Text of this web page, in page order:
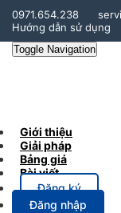
0971.654.238
Hướng dẫn sử dụng
Toggle Navigation
Giới thiệu
Giải pháp
Bảng giá
Bài viết
Đăng ký
Đăng nhập